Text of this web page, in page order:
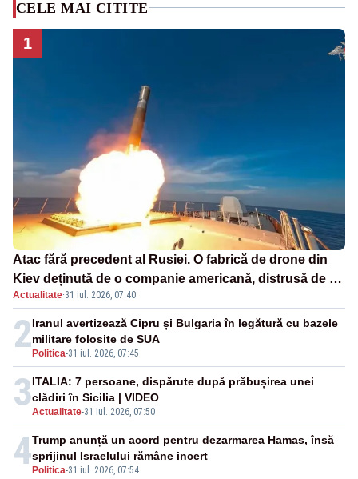
CELE MAI CITITE
1
Atac fără precedent al Rusiei. O fabrică de drone din
Kiev deținută de o companie americană, distrusă de o
rachetă rusească
Actualitate·31 iul. 2026, 07:40
2 Politica-31 iul. 2026, 07:45
Iranul avertizează Cipru și Bulgaria în legătură cu bazele
militare folosite de SUA
3Actualitate-31 iul. 2026, 07:50
ITALIA: 7 persoane, dispărute după prăbușirea unei
clădiri în Sicilia | VIDEO
4 Politica-31 iul. 2026, 07:54
Trump anunță un acord pentru dezarmarea Hamas, însă
sprijinul Israelului rămâne incert